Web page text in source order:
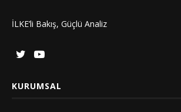
İLKE’li Bakış, Güçlü Analiz
KURUMSAL